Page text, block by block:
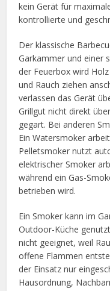
kein Gerät für
kontrollierte und
Der klassische
Garkammer und einer
der Feuerbox wird
und Rauch ziehen
verlassen das Gerät
Grillgut nicht direkt
gegart. Bei anderen
Ein Watersmoker
Pelletsmoker nutzt
elektrischer Smoker
während ein Gas-
betrieben wird.
Ein Smoker kann im
Outdoor-Küche
nicht geeignet, weil
offene Flammen
der Einsatz nur
Hausordnung,